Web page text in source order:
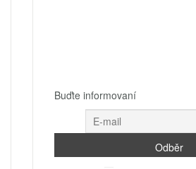
Buďte informovaní